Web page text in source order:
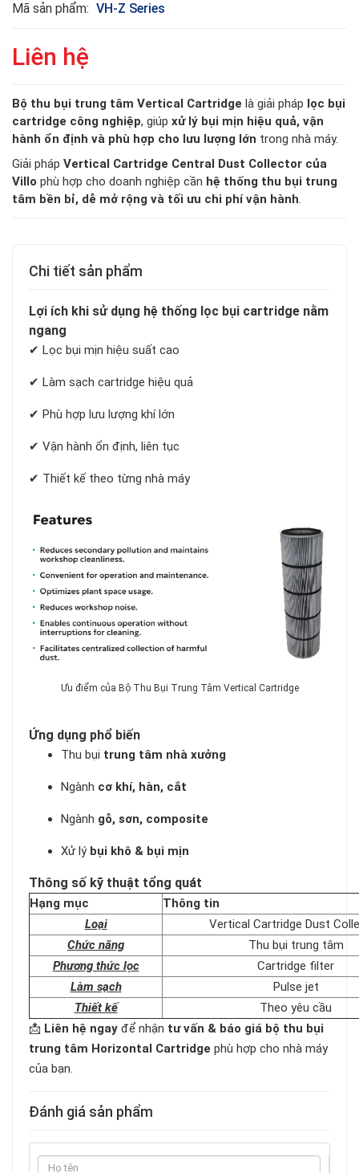
Mã sản phẩm: VH-Z Series
Liên hệ
Bộ thu bụi trung tâm Vertical Cartridge là giải pháp lọc bụi
cartridge công nghiệp, giúp xử lý bụi mịn hiệu quả, vận
hành ổn định và phù hợp cho lưu lượng lớn trong nhà máy.
Giải pháp Vertical Cartridge Central Dust Collector của
Villo phù hợp cho doanh nghiệp cần hệ thống thu bụi trung
tâm bền bỉ, dễ mở rộng và tối ưu chi phí vận hành.
Chi tiết sản phẩm
Lợi ích khi sử dụng hệ thống lọc bụi cartridge nằm
ngang
✔ Lọc bụi mịn hiệu suất cao
✔ Làm sạch cartridge hiệu quả
✔ Phù hợp lưu lượng khí lớn
✔ Vận hành ổn định, liên tục
✔ Thiết kế theo từng nhà máy
Ưu điểm của Bộ Thu Bụi Trung Tâm Vertical Cartridge
Ứng dụng phổ biến
Thu bụi trung tâm nhà xưởng
Ngành cơ khí, hàn, cắt
Ngành gỗ, sơn, composite
Xử lý bụi khô & bụi mịn
Thông số kỹ thuật tổng quát
Hạng mục
Thông tin
Loại
Vertical Cartridge Dust
Chức năng
Thu bụi trung tâm
Phương thức lọc
Cartridge filter
Làm sạch
Pulse jet
Thiết kế
Theo yêu cầu
📩 Liên hệ ngay để nhận tư vấn & báo giá bộ thu bụi
trung tâm Horizontal Cartridge phù hợp cho nhà máy
của bạn.
Đánh giá sản phẩm